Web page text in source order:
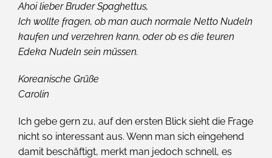
Ahoi lieber Bruder Spaghettus,
Ich wollte fragen, ob man auch normale Netto Nudeln
kaufen und verzehren kann, oder ob es die teuren
Edeka Nudeln sein müssen.
Koreanische Grüße
Carolin
Ich gebe gern zu, auf den ersten Blick sieht die Frage
nicht so interessant aus. Wenn man sich eingehend
damit beschäftigt, merkt man jedoch schnell, es